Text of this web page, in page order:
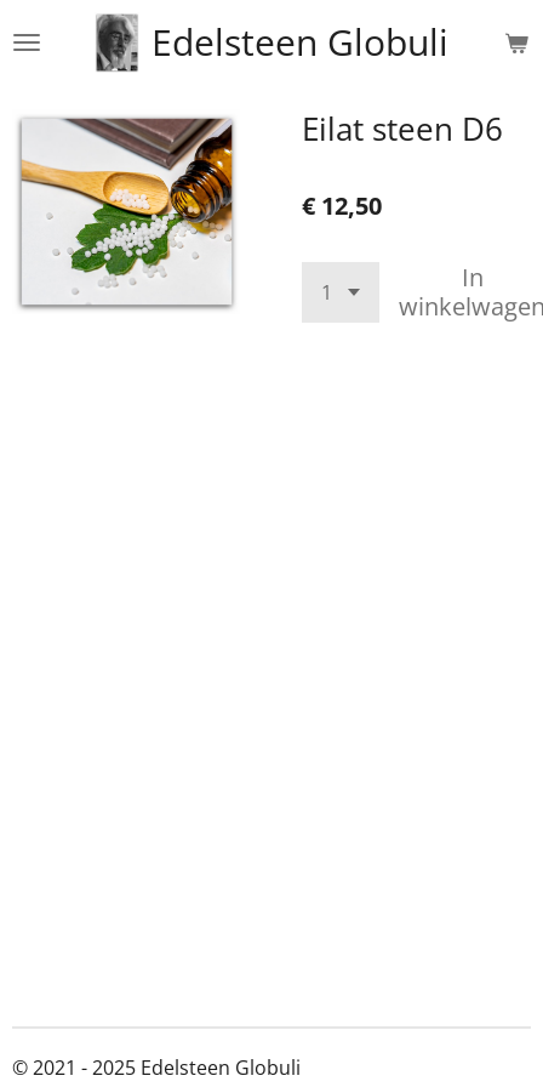
direct
de
hoofdinhoud
Edelsteen Globuli
Eilat steen D6
€ 12,50
In
© 2021 - 2025 Edelsteen Globuli